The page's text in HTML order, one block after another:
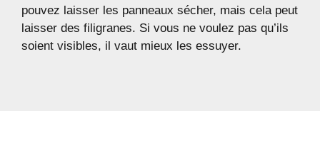
pouvez laisser les panneaux sécher, mais cela peut
laisser des filigranes. Si vous ne voulez pas qu’ils
soient visibles, il vaut mieux les essuyer.